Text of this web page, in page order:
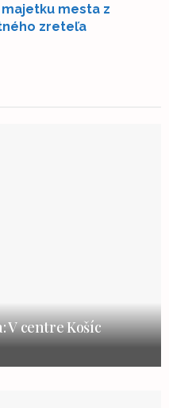
mesta z
zreteľa
V centre Košíc